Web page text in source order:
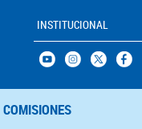
INSTITUCIONAL
COMISIONES